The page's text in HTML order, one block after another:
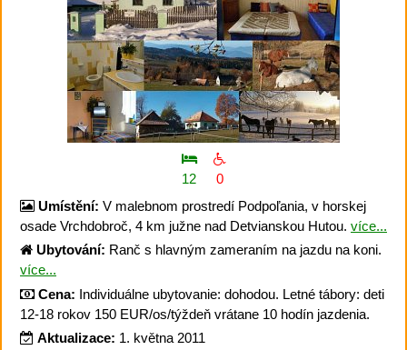
12
0
Umístění: V malebnom prostredí Podpoľania, v horskej
osade Vrchdobroč, 4 km južne nad Detvianskou Hutou. více...
Ubytování: Ranč s hlavným zameraním na jazdu na koni.
více...
Cena: Individuálne ubytovanie: dohodou. Letné tábory: deti
12-18 rokov 150 EUR/os/týždeň vrátane 10 hodín jazdenia.
Aktualizace: 1. května 2011